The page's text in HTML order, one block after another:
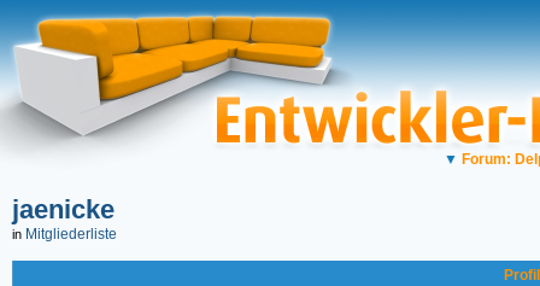
▼ Forum:
jaenicke
in Mitgliederliste